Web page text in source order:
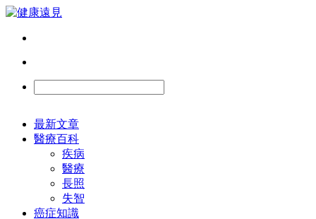
最新文章
醫療百科
疾病
醫療
長照
失智
癌症知識